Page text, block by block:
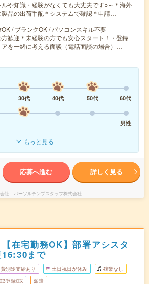
ルや知識・経験がなくても大丈夫です○～＊海外
品の出荷手配＊システムで確認＊申請…
/ ブランクOK / パソコンスキル不要
方歓迎＊未経験の方でも安心スタート！・登録
を一緒に考える面談（電話面談の場合）…
30代 40代 50代
60代
男性
もっと見る
応募へ進む 詳しく見る
社 パーソルテンプスタッフ株式会社
【在宅勤務OK】部署アシスタ
16:30まで
別途支給あり 土日祝日が休み 残業なし
登録OK 派遣